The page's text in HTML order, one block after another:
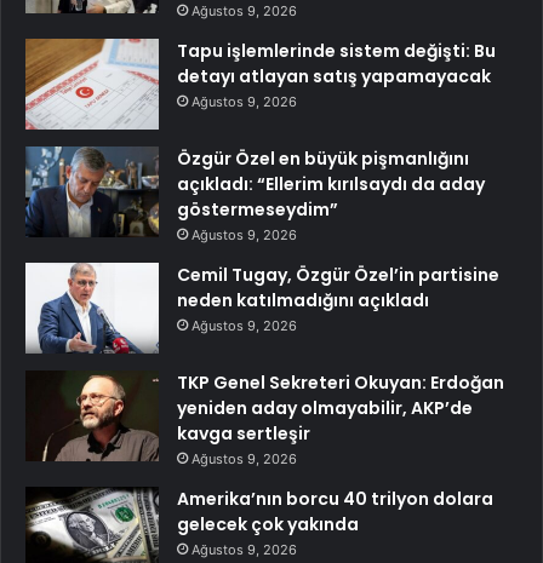
Ağustos 9, 2026
Tapu işlemlerinde sistem değişti: Bu
detayı atlayan satış yapamayacak
Ağustos 9, 2026
Özgür Özel en büyük pişmanlığını
açıkladı: “Ellerim kırılsaydı da aday
göstermeseydim”
Ağustos 9, 2026
Cemil Tugay, Özgür Özel’in partisine
neden katılmadığını açıkladı
Ağustos 9, 2026
TKP Genel Sekreteri Okuyan: Erdoğan
yeniden aday olmayabilir, AKP’de
kavga sertleşir
Ağustos 9, 2026
Amerika’nın borcu 40 trilyon dolara
gelecek çok yakında
Ağustos 9, 2026